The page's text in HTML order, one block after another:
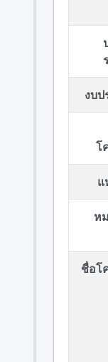
งบ
โ
แ
ห
ชื่อโ